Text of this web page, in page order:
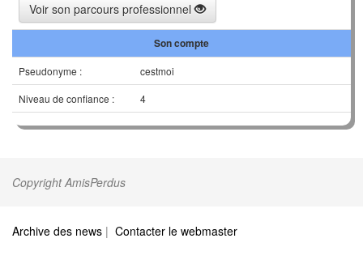
Voir son parcours professionnel
Son compte
Pseudonyme :
cestmoi
Niveau de confiance :
4
Copyright AmisPerdus
Archive des news | Contacter le webmaster